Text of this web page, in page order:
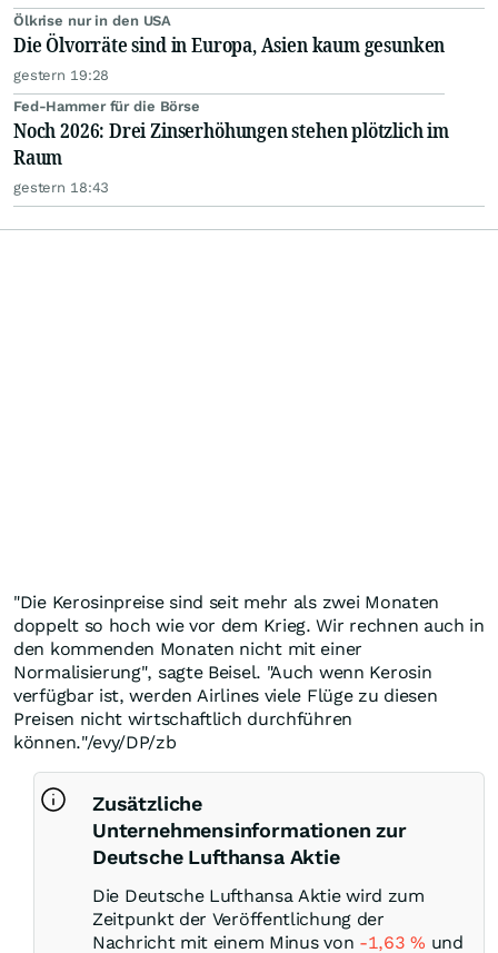
Ölkrise nur in den USA
Die Ölvorräte sind in Europa, Asien kaum gesunken
gestern 19:28
Fed-Hammer für die Börse
Noch 2026: Drei Zinserhöhungen stehen plötzlich im
Raum
gestern 18:43
"Die Kerosinpreise sind seit mehr als zwei Monaten
doppelt so hoch wie vor dem Krieg. Wir rechnen auch in
den kommenden Monaten nicht mit einer
Normalisierung", sagte Beisel. "Auch wenn Kerosin
verfügbar ist, werden Airlines viele Flüge zu diesen
Preisen nicht wirtschaftlich durchführen
können."/evy/DP/zb
Zusätzliche
Unternehmensinformationen zur
Deutsche Lufthansa Aktie
Die Deutsche Lufthansa Aktie wird zum
Zeitpunkt der Veröffentlichung der
Nachricht mit einem Minus von -1,63% und